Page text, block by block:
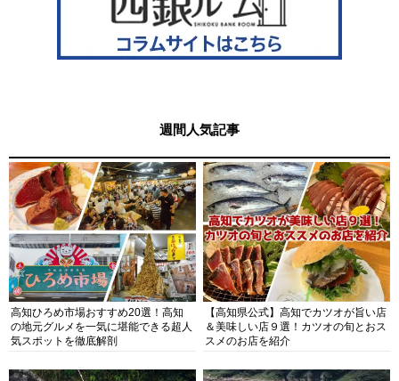
週間人気記事
高知ひろめ市場おすすめ20選！高知
の地元グルメを一気に堪能できる超人
気スポットを徹底解剖
【高知県公式】高知でカツオが旨い店
＆美味しい店９選！カツオの旬とおス
スメのお店を紹介